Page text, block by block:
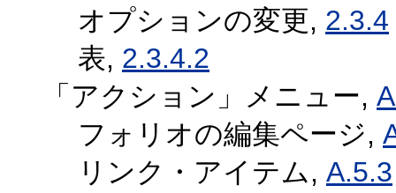
オプションの変更, 2.3.4
表, 2.3.4.2
「アクション」メニュー,
フォリオの編集ページ,
リンク・アイテム, A.5.3